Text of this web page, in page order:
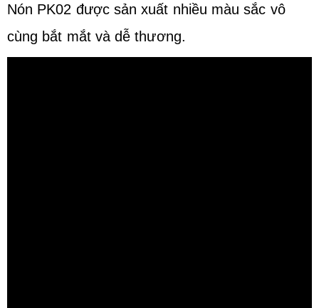
Nón PK02 được sản xuất nhiều màu sắc vô
cùng bắt mắt và dễ thương.